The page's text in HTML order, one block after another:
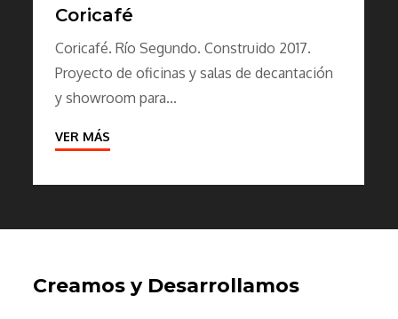
Coricafé
Coricafé. Río Segundo. Construido 2017.
Proyecto de oficinas y salas de decantación
y showroom para...
VER MÁS
Creamos y Desarrollamos